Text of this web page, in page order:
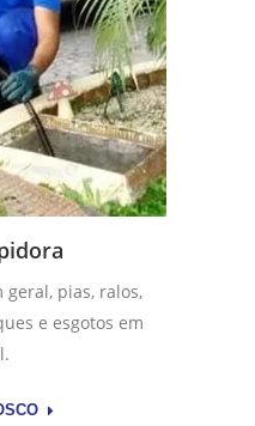
pias, ralos,
e esgotos em